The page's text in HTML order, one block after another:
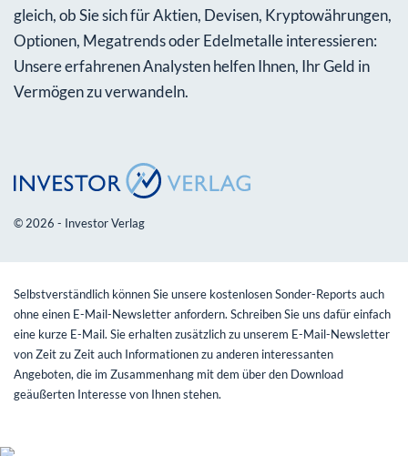
gleich, ob Sie sich für Aktien, Devisen, Kryptowährungen,
Optionen, Megatrends oder Edelmetalle interessieren:
Unsere erfahrenen Analysten helfen Ihnen, Ihr Geld in
Vermögen zu verwandeln.
© 2026 - Investor Verlag
Selbstverständlich können Sie unsere kostenlosen Sonder-Reports auch
ohne einen E-Mail-Newsletter anfordern. Schreiben Sie uns dafür einfach
eine kurze E-Mail. Sie erhalten zusätzlich zu unserem E-Mail-Newsletter
von Zeit zu Zeit auch Informationen zu anderen interessanten
Angeboten, die im Zusammenhang mit dem über den Download
geäußerten Interesse von Ihnen stehen.